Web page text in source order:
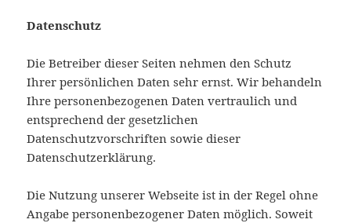
Datenschutz
Die Betreiber dieser Seiten nehmen den Schutz
Ihrer persönlichen Daten sehr ernst. Wir behandeln
Ihre personenbezogenen Daten vertraulich und
entsprechend der gesetzlichen
Datenschutzvorschriften sowie dieser
Datenschutzerklärung.
Die Nutzung unserer Webseite ist in der Regel ohne
Angabe personenbezogener Daten möglich. Soweit